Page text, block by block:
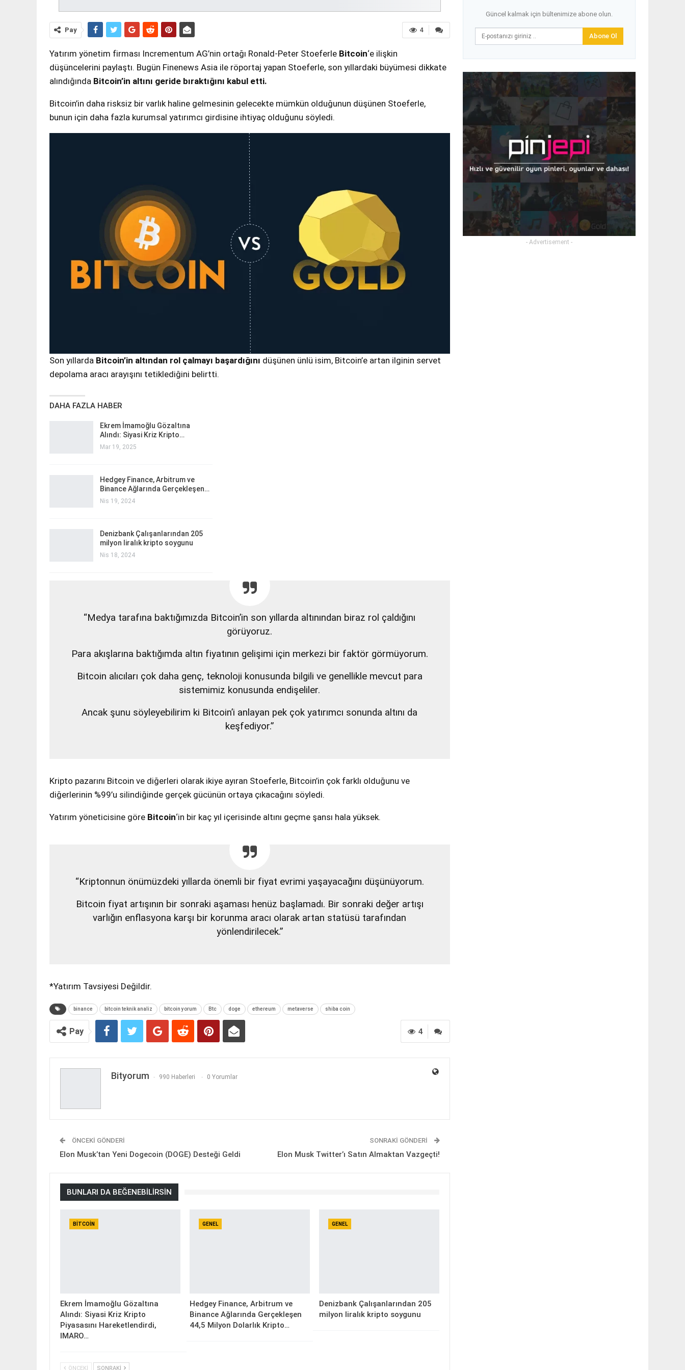
4
Pay
Yatırım yönetim firması Incrementum AG’nin ortağı Ronald-Peter Stoeferle Bitcoin‘e ilişkin
düşüncelerini paylaştı. Bugün Finenews Asia ile röportaj yapan Stoeferle, son yıllardaki büyümesi dikkate
alındığında Bitcoin’in altını geride bıraktığını kabul etti.
Bitcoin’in daha risksiz bir varlık haline gelmesinin gelecekte mümkün olduğunun düşünen Stoeferle,
bunun için daha fazla kurumsal yatırımcı girdisine ihtiyaç olduğunu söyledi.
Son yıllarda Bitcoin’in altından rol çalmayı başardığını düşünen ünlü isim, Bitcoin’e artan ilginin servet
depolama aracı arayışını tetiklediğini belirtti.
DAHA FAZLA HABER
Ekrem İmamoğlu Gözaltına
Alındı: Siyasi Kriz Kripto…
Mar 19, 2025
Hedgey Finance, Arbitrum ve
Binance Ağlarında Gerçekleşen…
Nis 19, 2024
Denizbank Çalışanlarından 205
milyon liralık kripto soygunu
Nis 18, 2024
“Medya tarafına baktığımızda Bitcoin’in son yıllarda altınından biraz rol çaldığını
görüyoruz.
Para akışlarına baktığımda altın fiyatının gelişimi için merkezi bir faktör görmüyorum.
Bitcoin alıcıları çok daha genç, teknoloji konusunda bilgili ve genellikle mevcut para
sistemimiz konusunda endişeliler.
Ancak şunu söyleyebilirim ki Bitcoin’i anlayan pek çok yatırımcı sonunda altını da
keşfediyor.”
Kripto pazarını Bitcoin ve diğerleri olarak ikiye ayıran Stoeferle, Bitcoin’in çok farklı olduğunu ve
diğerlerinin %99’u silindiğinde gerçek gücünün ortaya çıkacağını söyledi.
Yatırım yöneticisine göre Bitcoin‘in bir kaç yıl içerisinde altını geçme şansı hala yüksek.
“Kriptonnun önümüzdeki yıllarda önemli bir fiyat evrimi yaşayacağını düşünüyorum.
Bitcoin fiyat artışının bir sonraki aşaması henüz başlamadı. Bir sonraki değer artışı
varlığın enflasyona karşı bir korunma aracı olarak artan statüsü tarafından
yönlendirilecek.”
*Yatırım Tavsiyesi Değildir.
binance bitcoin teknik analiz bitcoin yorum Btc doge ethereum metaverse shiba coin
4
Pay
Bityorum 990 Haberleri 0 Yorumlar
ÖNCEKI GÖNDERI
Elon Musk’tan Yeni Dogecoin (DOGE) Desteği Geldi
SONRAKI GÖNDERI
Elon Musk Twitter’ı Satın Almaktan Vazgeçti!
BUNLARI DA BEĞENEBILIRSIN
BITCOIN
Ekrem İmamoğlu Gözaltına
Alındı: Siyasi Kriz Kripto
Piyasasını Hareketlendirdi,
IMARO…
GENEL
Hedgey Finance, Arbitrum ve
Binance Ağlarında Gerçekleşen
44,5 Milyon Dolarlık Kripto…
GENEL
Denizbank Çalışanlarından 205
milyon liralık kripto soygunu
ÖNCEKI SONRAKI
Güncel kalmak için bültenimize abone olun.
Abone Ol
- Advertisement -